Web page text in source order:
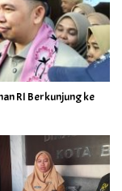
RI Berkunjung ke